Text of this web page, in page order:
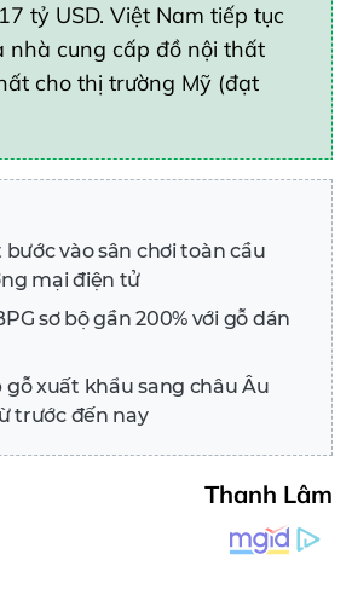
tỷ USD. Việt Nam tiếp tục
nhà cung cấp đồ nội thất
cho thị trường Mỹ (đạt
bước vào sân chơi toàn cầu
mại điện tử
sơ bộ gần 200% với gỗ dán
gỗ xuất khẩu sang châu Âu
trước đến nay
Thanh Lâm